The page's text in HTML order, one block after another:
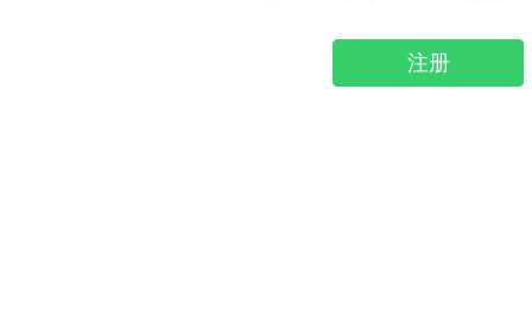
注册